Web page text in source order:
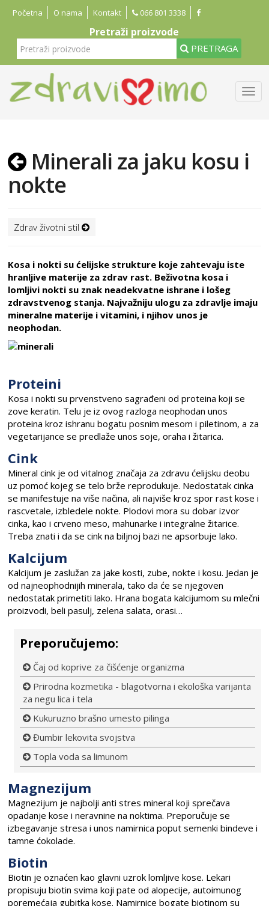
Početna O nama Kontakt 066 801 3338
Pretraži proizvode
PRETRAGA
Minerali za jaku kosu i
nokte
Zdrav životni stil
Kosa i nokti su ćelijske strukture koje zahtevaju iste
hranljive materije za zdrav rast. Beživotna kosa i
lomljivi nokti su znak neadekvatne ishrane i lošeg
zdravstvenog stanja. Najvažniju ulogu za zdravlje imaju
mineralne materije i vitamini, i njihov unos je
neophodan.
Proteini
Kosa i nokti su prvenstveno sagrađeni od proteina koji se
zove keratin. Telu je iz ovog razloga neophodan unos
proteina kroz ishranu bogatu posnim mesom i piletinom, a za
vegetarijance se predlaže unos soje, oraha i žitarica.
Cink
Mineral cink je od vitalnog značaja za zdravu ćelijsku deobu
uz pomoć kojeg se telo brže reprodukuje. Nedostatak cinka
se manifestuje na više načina, ali najviše kroz spor rast kose i
rascvetale, izbledele nokte. Plodovi mora su dobar izvor
cinka, kao i crveno meso, mahunarke i integralne žitarice.
Treba znati i da se cink na biljnoj bazi ne apsorbuje lako.
Kalcijum
Kalcijum je zaslužan za jake kosti, zube, nokte i kosu. Jedan je
od najneophodnijih minerala, tako da će se njegoven
nedostatak primetiti lako. Hrana bogata kalcijumom su mlečni
proizvodi, beli pasulj, zelena salata, orasi…
Preporučujemo:
Čaj od koprive za čišćenje organizma
Prirodna kozmetika - blagotvorna i ekološka varijanta
za negu lica i tela
Kukuruzno brašno umesto pilinga
Đumbir lekovita svojstva
Topla voda sa limunom
Magnezijum
Magnezijum je najbolji anti stres mineral koji sprečava
opadanje kose i neravnine na noktima. Preporučuje se
izbegavanje stresa i unos namirnica poput semenki bindeve i
tamne ćokolade.
Biotin
Biotin je oznaćen kao glavni uzrok lomljive kose. Lekari
propisuju biotin svima koji pate od alopecije, autoimunog
poremećaja gubitka kose. Namirnice bogate biotinom su